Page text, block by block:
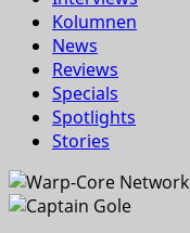
Kolumnen
News
Reviews
Specials
Spotlights
Stories